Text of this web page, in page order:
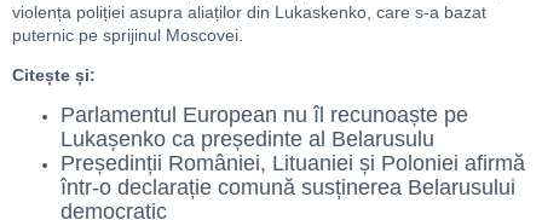
violența poliției asupra aliaților din Lukaskenko, care s-a bazat
puternic pe sprijinul Moscovei.
Citește și:
Parlamentul European nu îl recunoaște pe
Lukașenko ca președinte al Belarusulu
Președinții României, Lituaniei și Poloniei afirmă
într-o declarație comună susținerea Belarusului
democratic